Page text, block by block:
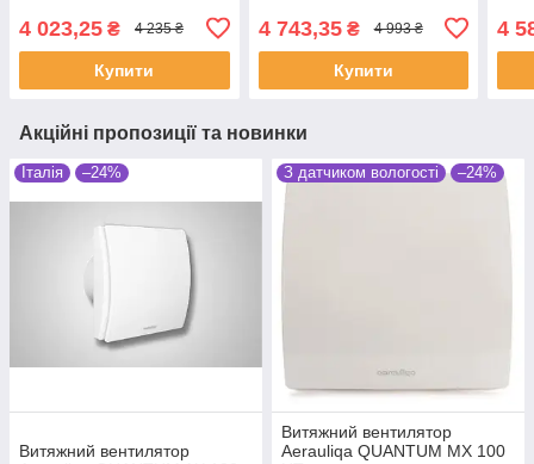
4 023,25 ₴ 4 235 ₴
Купити
4 743,35₴ 4 993 ₴
Купити
4
Акційні пропозиції та новинки
Італія –24%
Витяжний вентилятор
З датчиком вологості –24%
Витяжний вентилятор
Aerauliqa QUANTUM MX 100